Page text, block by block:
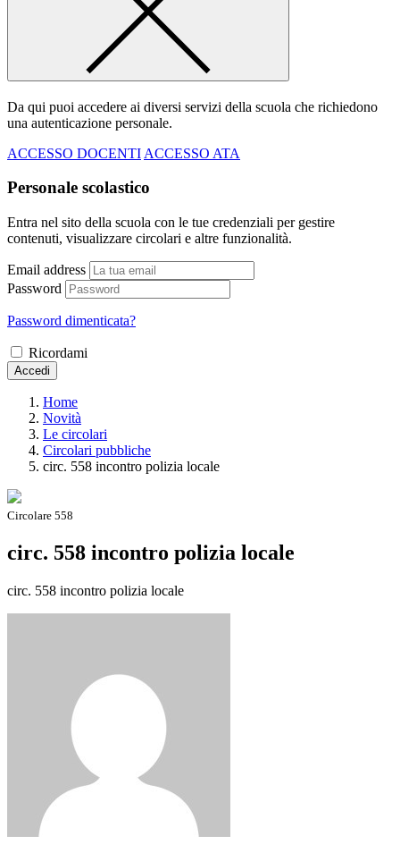
Da qui puoi accedere ai diversi servizi della scuola che richiedono
una autenticazione personale.
ACCESSO DOCENTI ACCESSO ATA
Personale scolastico
Entra nel sito della scuola con le tue credenziali per gestire
contenuti, visualizzare circolari e altre funzionalità.
Email address
Password
Password dimenticata?
Ricordami
Accedi
Home
Novità
Le circolari
Circolari pubbliche
circ. 558 incontro polizia locale
Circolare 558
circ. 558 incontro polizia locale
circ. 558 incontro polizia locale